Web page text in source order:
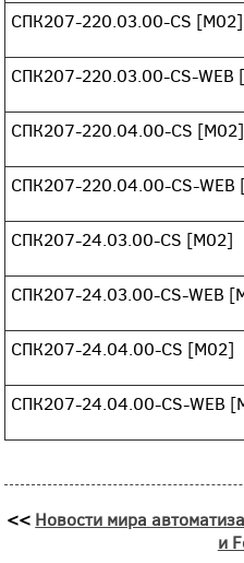
СПК207-220.03.00-CS [М02]
СПК207-220.03.00-CS-WEB
СПК207-220.04.00-CS [М02]
СПК207-220.04.00-CS-
СПК207-24.03.00-CS [М02]
СПК207-24.03.00-CS-WEB
СПК207-24.04.00-CS [М02]
СПК207-24.04.00-CS-WEB
<< Новости мира
и